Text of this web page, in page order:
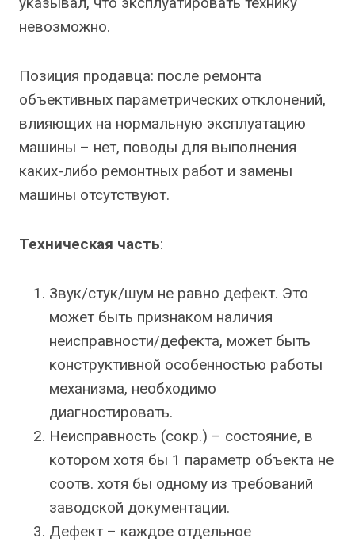
невозможно.
Позиция продавца: после ремонта
объективных параметрических отклонений,
влияющих на нормальную эксплуатацию
машины – нет, поводы для выполнения
каких-либо ремонтных работ и замены
машины отсутствуют.
Техническая часть:
Звук/стук/шум не равно дефект. Это
может быть признаком наличия
неисправности/дефекта, может быть
конструктивной особенностью работы
механизма, необходимо
диагностировать.
Неисправность (сокр.) – состояние, в
котором хотя бы 1 параметр объекта не
соотв. хотя бы одному из требований
заводской документации.
Дефект – каждое отдельное